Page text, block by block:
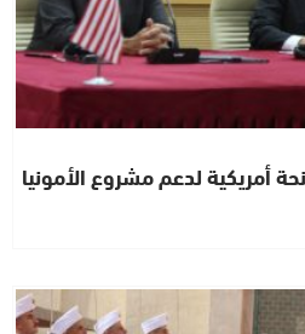
أمريكية لدعم مشروع الأمونيا